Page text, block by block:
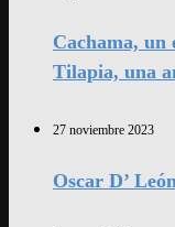
Cachama, un
Tilapia, una
27 noviembre 2023
Oscar D’